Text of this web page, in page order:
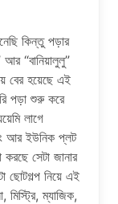
কিন্তু পড়ার
“বানিয়ালুলু”
বের হয়েছে এই
পড়া শুরু করে
লাগে
আর ইউনিক প্লট
সেটা জানার
ছোটগল্প নিয়ে এই
মিস্ট্রি, ম্যাজিক,